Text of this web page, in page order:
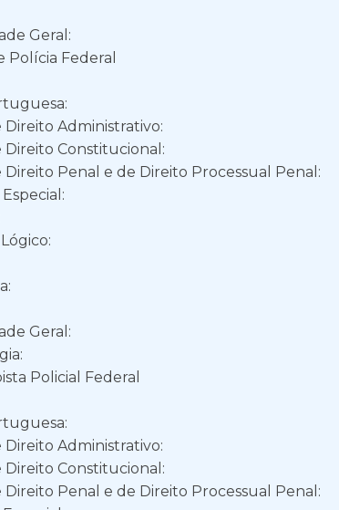
Geral:
Polícia Federal
Direito Administrativo:
Direito Constitucional:
Direito Penal e de Direito Processual Penal:
Geral:
Policial Federal
Direito Administrativo:
Direito Constitucional:
Direito Penal e de Direito Processual Penal: